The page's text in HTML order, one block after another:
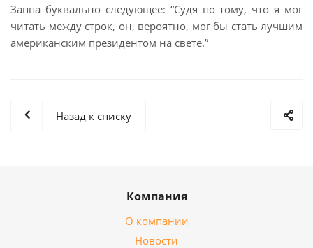
Заппа буквально следующее: “Судя по тому, что я мог
читать между строк, он, вероятно, мог бы стать лучшим
американским президентом на свете.”
Назад к списку
Компания
О компании
Новости